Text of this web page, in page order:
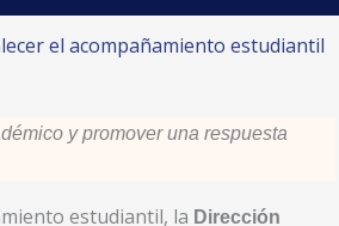
el acompañamiento estudiantil
y promover una respuesta
estudiantil, la Dirección